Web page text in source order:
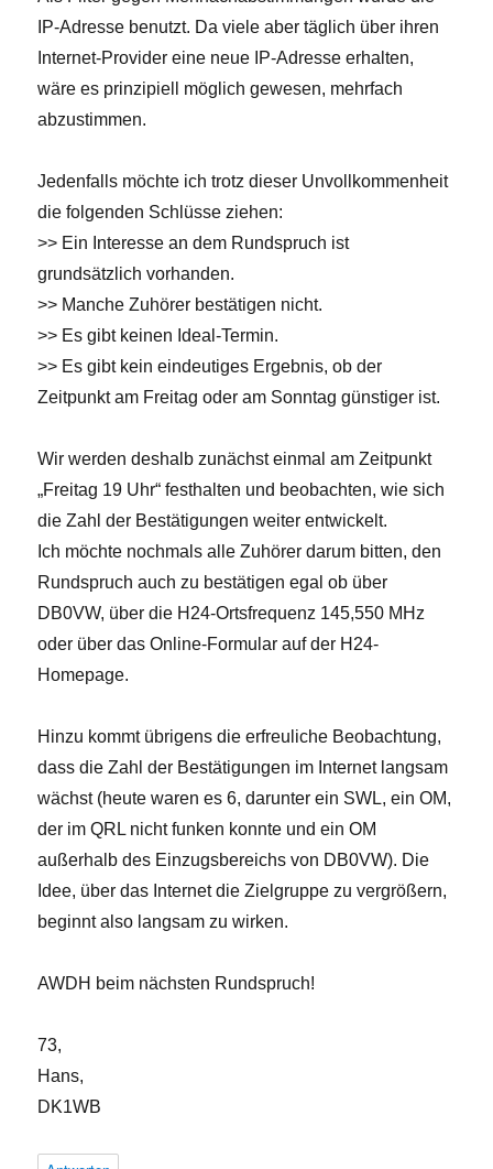
IP-Adresse benutzt. Da viele aber täglich über ihren
Internet-Provider eine neue IP-Adresse erhalten,
wäre es prinzipiell möglich gewesen, mehrfach
abzustimmen.
Jedenfalls möchte ich trotz dieser Unvollkommenheit
die folgenden Schlüsse ziehen:
>> Ein Interesse an dem Rundspruch ist
grundsätzlich vorhanden.
>> Manche Zuhörer bestätigen nicht.
>> Es gibt keinen Ideal-Termin.
>> Es gibt kein eindeutiges Ergebnis, ob der
Zeitpunkt am Freitag oder am Sonntag günstiger ist.
Wir werden deshalb zunächst einmal am Zeitpunkt
„Freitag 19 Uhr“ festhalten und beobachten, wie sich
die Zahl der Bestätigungen weiter entwickelt.
Ich möchte nochmals alle Zuhörer darum bitten, den
Rundspruch auch zu bestätigen egal ob über
DB0VW, über die H24-Ortsfrequenz 145,550 MHz
oder über das Online-Formular auf der H24-
Homepage.
Hinzu kommt übrigens die erfreuliche Beobachtung,
dass die Zahl der Bestätigungen im Internet langsam
wächst (heute waren es 6, darunter ein SWL, ein OM,
der im QRL nicht funken konnte und ein OM
außerhalb des Einzugsbereichs von DB0VW). Die
Idee, über das Internet die Zielgruppe zu vergrößern,
beginnt also langsam zu wirken.
AWDH beim nächsten Rundspruch!
73,
Hans,
DK1WB